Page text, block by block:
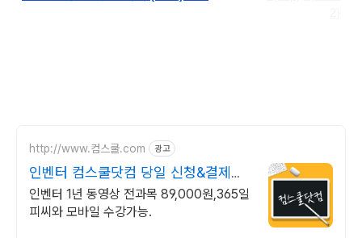
http://www.컴스쿨.com 광고
인벤터 컴스쿨닷컴 당일 신청&결제시
기프티콘!
인벤터 1년 동영상 전과목 89,000원,365일
피씨와 모바일 수강가능.